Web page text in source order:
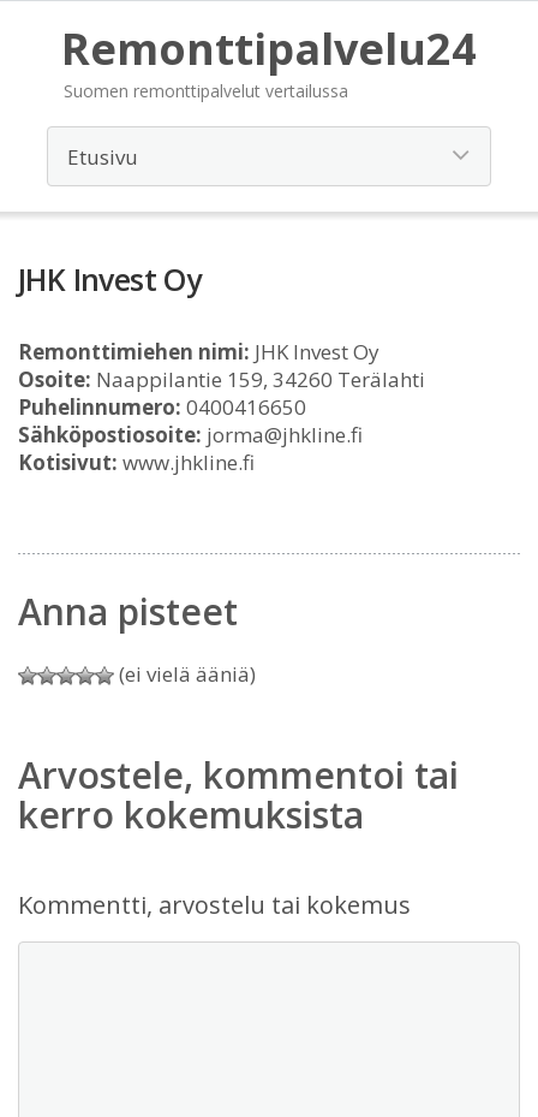
Remonttipalvelu24
Suomen remonttipalvelut vertailussa
JHK Invest Oy
Remonttimiehen nimi: JHK Invest Oy
Osoite: Naappilantie 159, 34260 Terälahti
Puhelinnumero: 0400416650
Sähköpostiosoite: jorma@jhkline.fi
Kotisivut: www.jhkline.fi
Anna pisteet
(ei vielä ääniä)
Arvostele, kommentoi tai
kerro kokemuksista
Kommentti, arvostelu tai kokemus